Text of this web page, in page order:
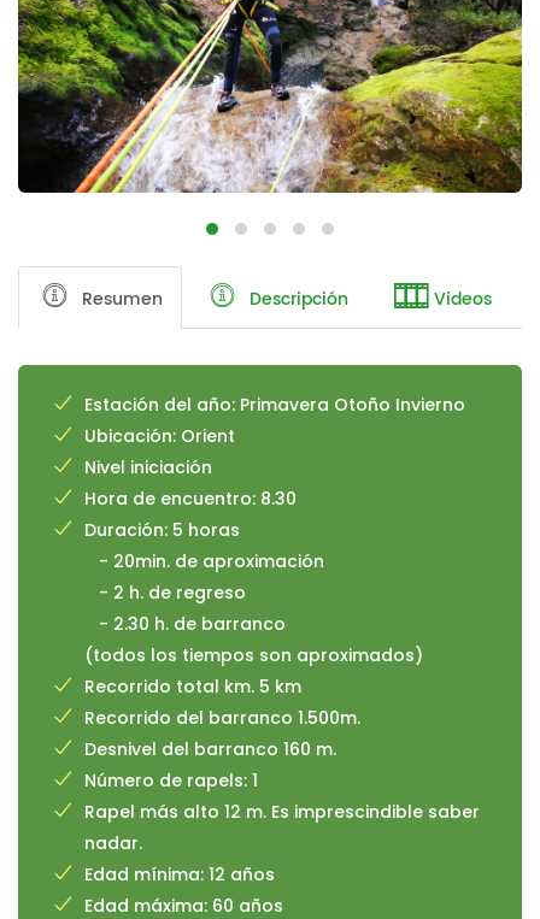
Resumen Descripción Videos
Estación del año: Primavera Otoño Invierno
Ubicación: Orient
Nivel iniciación
Hora de encuentro: 8.30
Duración: 5 horas
- 20min. de aproximación
- 2 h. de regreso
- 2.30 h. de barranco
(todos los tiempos son aproximados)
Recorrido total km. 5 km
Recorrido del barranco 1.500m.
Desnivel del barranco 160 m.
Número de rapels: 1
Rapel más alto 12 m. Es imprescindible saber
nadar.
Edad mínima: 12 años
Edad máxima: 60 años